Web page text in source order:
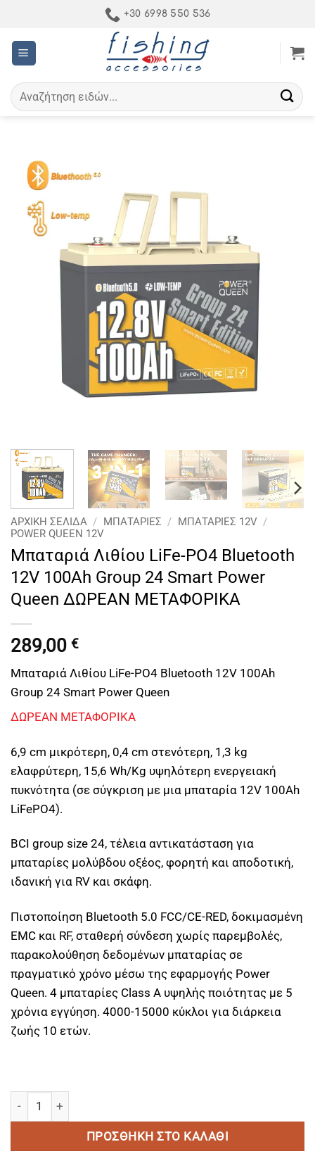
περιεχόμενο
+30 6998 550 536
Αναζήτηση
για:
ΑΡΧΙΚΉ ΣΕΛΊΔΑ / ΜΠΑΤΑΡΙΕΣ / ΜΠΑΤΑΡΙΕΣ 12V /
POWER QUEEN 12V
Μπαταριά Λιθίου LiFe-PO4 Bluetooth
12V 100Ah Group 24 Smart Power
Queen ΔΩΡΕΑΝ ΜΕΤΑΦΟΡΙΚΑ
289,00 €
Μπαταριά Λιθίου LiFe-PO4 Bluetooth 12V 100Ah
Group 24 Smart Power Queen
ΔΩΡΕΑΝ ΜΕΤΑΦΟΡΙΚΑ
6,9 cm μικρότερη, 0,4 cm στενότερη, 1,3 kg
ελαφρύτερη, 15,6 Wh/Kg υψηλότερη ενεργειακή
πυκνότητα (σε σύγκριση με μια μπαταρία 12V 100Ah
LiFePO4).
BCI group size 24, τέλεια αντικατάσταση για
μπαταρίες μολύβδου οξέος, φορητή και αποδοτική,
ιδανική για RV και σκάφη.
Πιστοποίηση Bluetooth 5.0 FCC/CE-RED, δοκιμασμένη
EMC και RF, σταθερή σύνδεση χωρίς παρεμβολές,
παρακολούθηση δεδομένων μπαταρίας σε
πραγματικό χρόνο μέσω της εφαρμογής Power
Queen. 4 μπαταρίες Class A υψηλής ποιότητας με 5
χρόνια εγγύηση. 4000-15000 κύκλοι για διάρκεια
ζωής 10 ετών.
Μπαταριά Λιθίου LiFe-PO4 Bluetooth 12V 100Ah Group
ΠΡΟΣΘΉΚΗ ΣΤΟ ΚΑΛΆΘΙ